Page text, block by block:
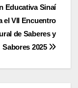
Educativa Sinaí
el VII Encuentro
de Saberes y
Sabores 2025